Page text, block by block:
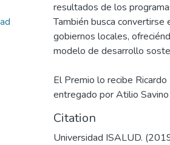
resultados de los
También busca
gobiernos locales,
modelo de desarrollo
El Premio lo recibe
entregado por Atilio Savino
Citation
Universidad ISALUD.